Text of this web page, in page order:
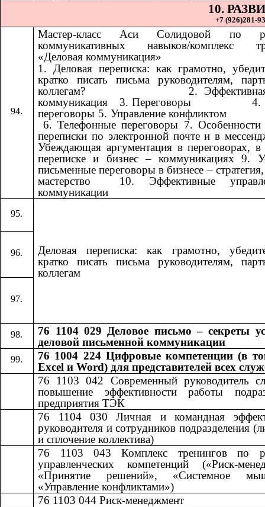
10.
+7 (926)281-
Мастер-класс Аси Солидовой по
коммуникативных навыков/комплекс
«Деловая коммуникация»
1. Деловая переписка: как грамотно,
кратко писать письма руководителям,
коллегам? ​​ ​​ ​​ ​​ ​​ ​​ ​​ ​​ ​​ ​​ ​​ ​​ ​​ ​​ ​​​​ 2. Эффективная
коммуникация ​​​​ 3. Переговоры ​​ ​​ ​​ ​​ ​​ ​​ ​​ ​​ ​​ ​​ ​​ ​​ ​​ ​​​​ 4.
переговоры 5. Управление конфликтом
6. Телефонные переговоры 7. Особенности
переписки по электронной почте и в
Убеждающая аргументация в переговорах, в
переписке и бизнес – коммуникациях 9.
письменные переговоры в бизнесе – стратегия,
мастерство ​​ 10. Эффективные
коммуникации​​
Деловая переписка: как грамотно,
кратко писать письма руководителям,
коллегам
76 1104 029 Деловое письмо – секреты
деловой письменной коммуникации
76 1004 224 Цифровые компетенции (в
Excel и Word) для представителей всех
76 1103 042
Современный руководитель
повышение эффективности работы
предприятия ТЭК
76 1104 030 ​​Личная и командная
руководителя и сотрудников подразделения
и сплочение коллектива)
76 1103 043 ​​Комплекс тренингов по
управленческих компетенций («Риск-
«Принятие решений», «Системное
«Управление конфликтами»)
76 1103 044 ​​Риск-менеджмент​​